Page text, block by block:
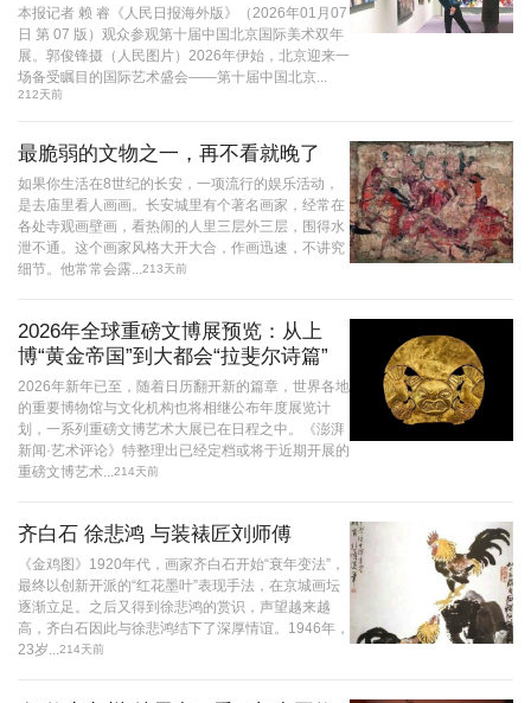
本报记者 赖 睿《人民日报海外版》（2026年01月07
日 第 07 版）观众参观第十届中国北京国际美术双年
展。郭俊锋摄（人民图片）2026年伊始，北京迎来一
场备受瞩目的国际艺术盛会——第十届中国北京...
212天前
最脆弱的文物之一，再不看就晚了
如果你生活在8世纪的长安，一项流行的娱乐活动，
是去庙里看人画画。长安城里有个著名画家，经常在
各处寺观画壁画，看热闹的人里三层外三层，围得水
泄不通。这个画家风格大开大合，作画迅速，不讲究
细节。他常常会露...
213天前
2026年全球重磅文博展预览：从上
博“黄金帝国”到大都会“拉斐尔诗篇”
2026年新年已至，随着日历翻开新的篇章，世界各地
的重要博物馆与文化机构也将相继公布年度展览计
划，一系列重磅文博艺术大展已在日程之中。《澎湃
新闻·艺术评论》特整理出已经定档或将于近期开展的
重磅文博艺术...
214天前
齐白石 徐悲鸿 与装裱匠刘师傅
《金鸡图》1920年代，画家齐白石开始“衰年变法”，
最终以创新开派的“红花墨叶”表现手法，在京城画坛
逐渐立足。之后又得到徐悲鸿的赏识，声望越来越
高，齐白石因此与徐悲鸿结下了深厚情谊。1946年，
23岁...
214天前